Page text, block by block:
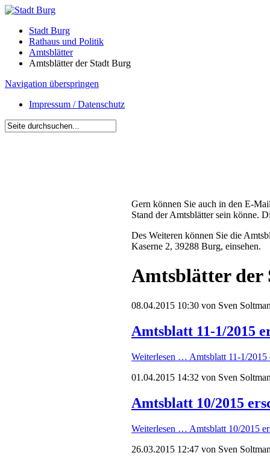
Stadt Burg
Rathaus und Politik
Amtsblätter
Amtsblätter der Stadt Burg
Navigation überspringen
Impressum / Datenschutz
Gern können Sie auch in den E-
Stand der Amtsblätter sein könne.
Des Weiteren können Sie die
Kaserne 2, 39288 Burg, einsehen.
Amtsblätter der
08.04.2015 10:30 von Sven
Amtsblatt 11-1/2015
Weiterlesen … Amtsblatt 11-1/2015
01.04.2015 14:32 von Sven
Amtsblatt 10/2015
Weiterlesen … Amtsblatt 10/2015
26.03.2015 12:47 von Sven